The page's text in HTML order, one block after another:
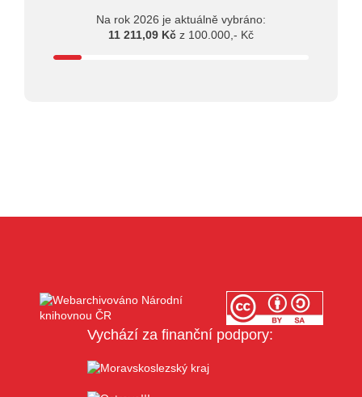
Na rok 2026 je aktuálně vybráno:
11 211,09 Kč z 100.000,- Kč
Vychází za finanční podpory: